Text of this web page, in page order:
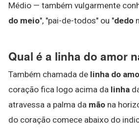
Médio — também vulgarmente
do meio", "pai-de-todos" ou "dedo
Qual é a linha do amor
Também chamada de linha do
coração fica logo acima da linha
atravessa a palma da mão na
do coração comece abaixo do